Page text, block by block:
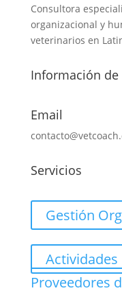
Consultora
organizacional y
veterinarios en
Información de
Email
Servicios
Gestión
Actividades
Proveedores